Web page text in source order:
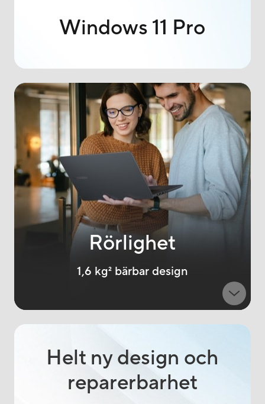
Windows 11 Pro
Rörlighet
1,6 kg2bärbar design
Helt ny design och
reparerbarhet